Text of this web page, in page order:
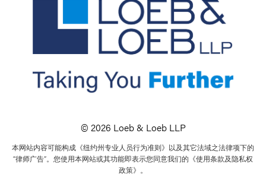
© 2026 Loeb & Loeb LLP
本网站内容可能构成《纽约州专业人员行为准则》以及其它法域之法律项下的
“律师广告”。您使用本网站或其功能即表示您同意我们的《使用条款及隐私权
政策》。